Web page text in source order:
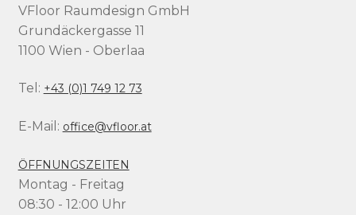
VFloor Raumdesign GmbH
Grundäckergasse 11
1100 Wien - Oberlaa
Tel: +43 (0)1 749 12 73
E-Mail: office@vfloor.at
ÖFFNUNGSZEITEN
Montag - Freitag
08:30 - 12:00 Uhr